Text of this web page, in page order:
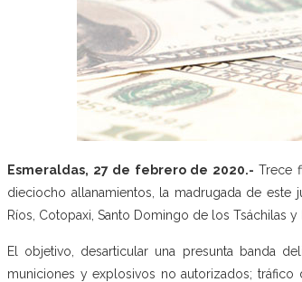
Esmeraldas, 27 de febrero de 2020.- Trece
dieciocho allanamientos, la madrugada de este
Ríos, Cotopaxi, Santo Domingo de los Tsáchilas y
El objetivo, desarticular una presunta banda
municiones y explosivos no autorizados; tráfico